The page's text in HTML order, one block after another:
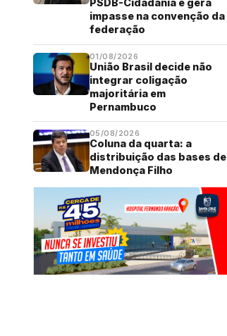
PSDB-Cidadania e gera
impasse na convenção da
federação
01/08/2026
União Brasil decide não
integrar coligação
majoritária em
Pernambuco
05/08/2026
Coluna da quarta: a
distribuição das bases de
Mendonça Filho